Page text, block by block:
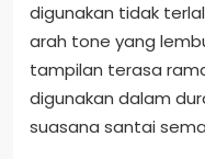
digunakan tidak
arah tone yang
tampilan terasa
digunakan dalam
suasana santai